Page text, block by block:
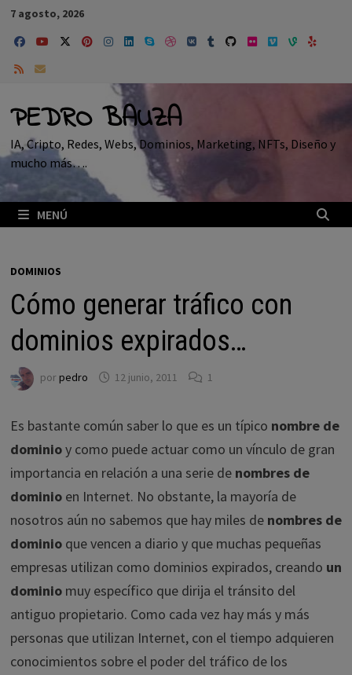
Saltar
contenido
7 agosto, 2026
PEDRO BAUZA
IA, Cripto, Redes, Webs, Dominios, Marketing, NFTs, Diseño y
mucho más….
MENÚ
DOMINIOS
Cómo generar tráfico con
dominios expirados…
porpedro 12 junio, 2011 1
Es bastante común saber lo que es un típico nombre de
dominioy como puede actuar como un vínculo de gran
importancia en relación a una serie de nombres de
dominio en Internet. No obstante, la mayoría de
nosotros aún no sabemos que hay miles de nombres de
dominio que vencen a diario y que muchas pequeñas
empresas utilizan como dominios expirados, creando un
dominio muy específico que dirija el tránsito del
antiguo propietario. Como cada vez hay más y más
personas que utilizan Internet, con el tiempo adquieren
conocimientos sobre el poder del tráfico de los